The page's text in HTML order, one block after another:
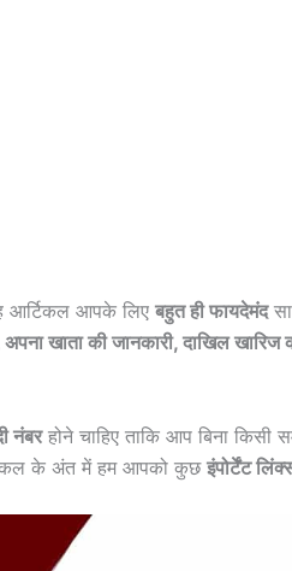
आर्टिकल आपके लिए बहुत ही फायदेमंद
खाता की जानकारी, दाखिल खारिज
नंबरहोने चाहिए ताकि आप बिना किसी
के अंत में हम आपको कुछ इंपोर्टेंट